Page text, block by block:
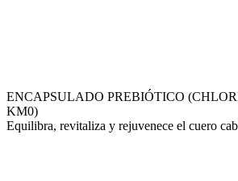
ENCAPSULADO PREBIÓTICO
KM0)
Equilibra, revitaliza y rejuvenece el cuero